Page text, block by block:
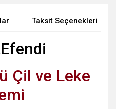
Taksit Seçenekleri
Çil ve Leke